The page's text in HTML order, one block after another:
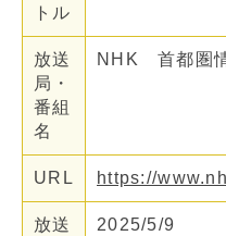
トル
放送
局・
番組
名
NHK 首都圏
URL https://
放送
2025/5/9